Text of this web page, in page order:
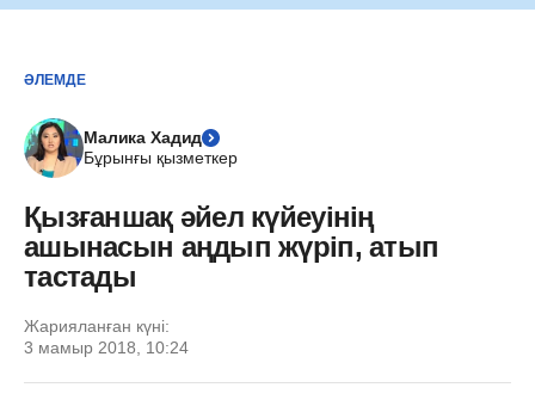
ӘЛЕМДЕ
Малика Хадид
Бұрынғы қызметкер
Қызғаншақ әйел күйеуінің
ашынасын аңдып жүріп, атып
тастады
Жарияланған күні:
3 мамыр 2018, 10:24